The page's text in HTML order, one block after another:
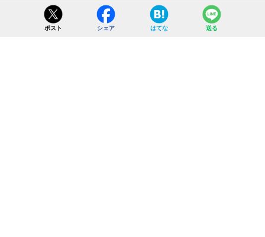
ポスト シェア はてな 送る